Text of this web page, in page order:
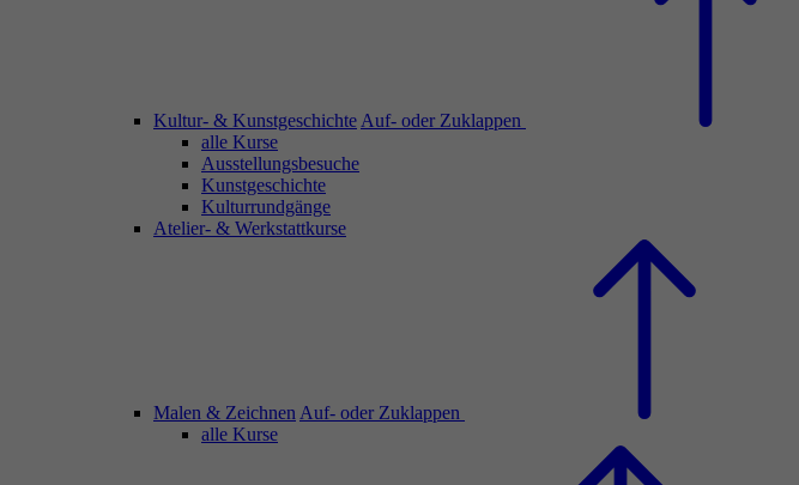
Kultur- & Kunstgeschichte Auf- oder Zuklappen
alle Kurse
Ausstellungsbesuche
Kunstgeschichte
Kulturrundgänge
Atelier- & Werkstattkurse
Malen & Zeichnen Auf- oder Zuklappen
alle Kurse